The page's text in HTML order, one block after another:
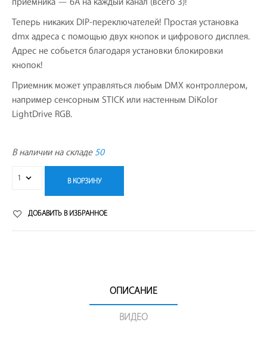
приемника — 6A на каждый канал (всего 3)!
Теперь никаких DIP-переключателей! Простая установка
dmx адреса с помощью двух кнопок и цифрового дисплея.
Адрес не собьется благодаря установки блокировки
кнопок!
Приемник может управляться любым DMX контроллером,
например сенсорным STICK или настенным DiKolor
LightDrive RGB.
В наличии на складе 50
В КОРЗИНУ
ДОБАВИТЬ В ИЗБРАННОЕ
ОПИСАНИЕ
ВИДЕО